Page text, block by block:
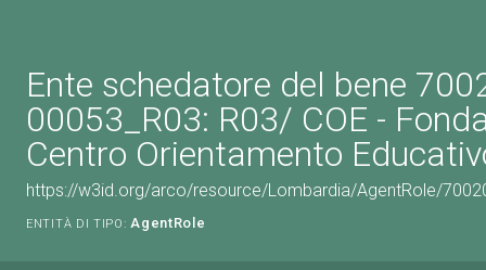
Ente schedatore del bene
00053_R03: R03/ COE -
Centro Orientamento
https://w3id.org/arco/resource/Lombardia/AgentRole/
ENTITÀ DI TIPO: AgentRole